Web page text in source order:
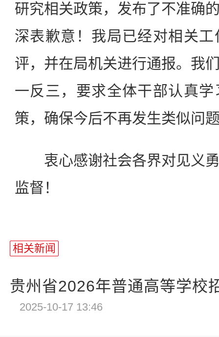
研究相关政策，发布了不准确
深表歉意！我局已经对相关
评，并在局机关进行通报。我
一反三，要求全体干部认真
策，确保今后不再发生类似问
衷心感谢社会各界对见义勇
监督！
相关新闻
贵州省2026年普通高等学校
2025-10-17 13:46